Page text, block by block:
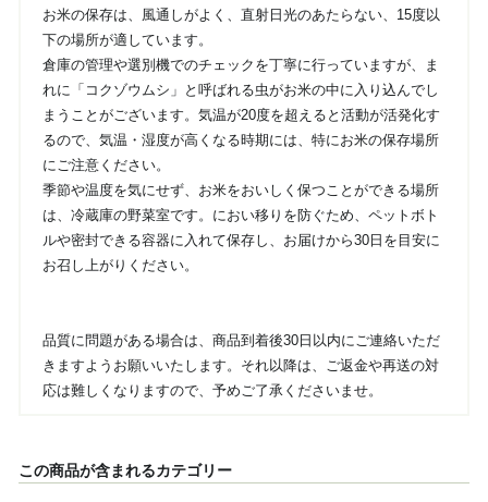
お米の保存は、風通しがよく、直射日光のあたらない、15度以
下の場所が適しています。
倉庫の管理や選別機でのチェックを丁寧に行っていますが、ま
れに「コクゾウムシ」と呼ばれる虫がお米の中に入り込んでし
まうことがございます。気温が20度を超えると活動が活発化す
るので、気温・湿度が高くなる時期には、特にお米の保存場所
にご注意ください。
季節や温度を気にせず、お米をおいしく保つことができる場所
は、冷蔵庫の野菜室です。におい移りを防ぐため、ペットボト
ルや密封できる容器に入れて保存し、お届けから30日を目安に
お召し上がりください。
品質に問題がある場合は、商品到着後30日以内にご連絡いただ
きますようお願いいたします。それ以降は、ご返金や再送の対
応は難しくなりますので、予めご了承くださいませ。
この商品が含まれるカテゴリー